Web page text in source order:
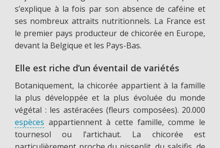
s’explique à la fois par son absence de caféine et
ses nombreux attraits nutritionnels. La France est
le premier pays producteur de chicorée en Europe,
devant la Belgique et les Pays-Bas.
Elle est riche d’un éventail de variétés
Botaniquement, la chicorée appartient à la famille
la plus développée et la plus évoluée du monde
végétal : les astéracées (fleurs composées). 20.000
espèces appartiennent à cette famille, comme le
tournesol ou l’artichaut. La chicorée est